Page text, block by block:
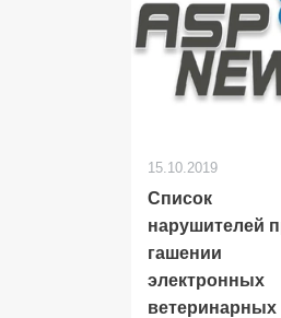
15.10.2019
Список
нарушителей
гашении
электронных
ветеринарных